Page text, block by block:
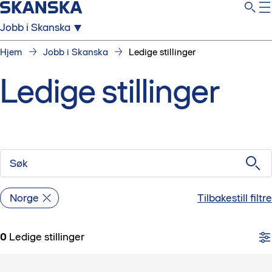
Jobb i Skanska
Hjem Jobb i Skanska Ledige stillinger
Ledige stillinger
Norge Tilbakestill filtre
0 Ledige stillinger
Søk